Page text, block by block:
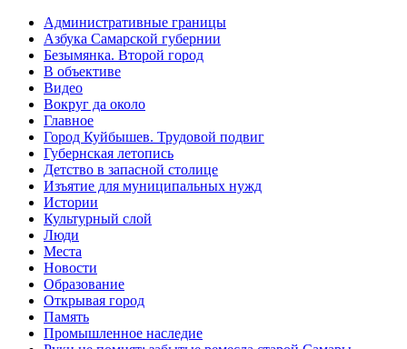
Административные границы
Азбука Самарской губернии
Безымянка. Второй город
В объективе
Видео
Вокруг да около
Главное
Город Куйбышев. Трудовой подвиг
Губернская летопись
Детство в запасной столице
Изъятие для муниципальных нужд
Истории
Культурный слой
Люди
Места
Новости
Образование
Открывая город
Память
Промышленное наследие